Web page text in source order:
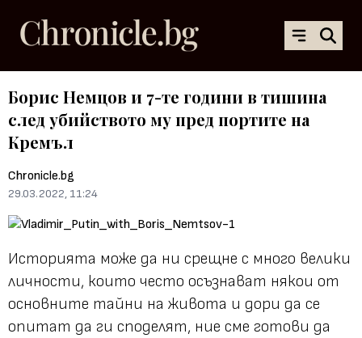
Борис Немцов и 7-те години в тишина
след убийството му пред портите на
Кремъл
Chronicle.bg
29.03.2022, 11:24
Историята може да ни срещне с много велики
личности, които често осъзнават някои от
основните тайни на живота и дори да се
опитат да ги споделят, ние сме готови да